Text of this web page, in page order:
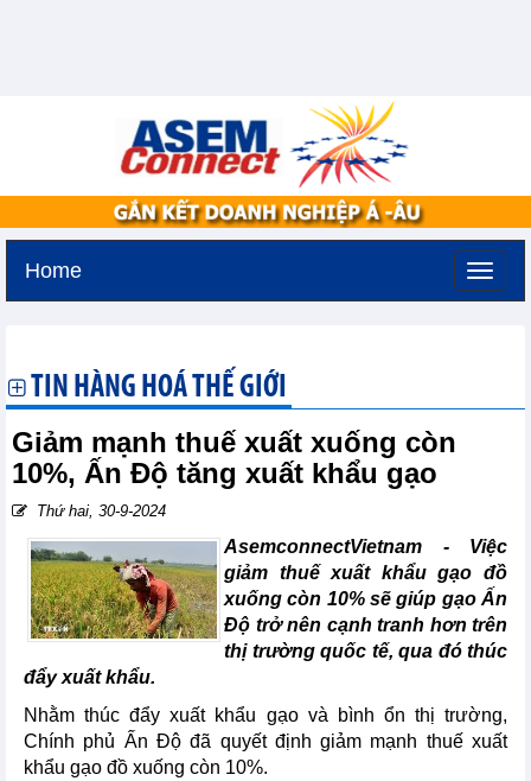
Home
TIN HÀNG HOÁ THẾ GIỚI
Giảm mạnh thuế xuất xuống còn
10%, Ấn Độ tăng xuất khẩu gạo
Thứ hai, 30-9-2024
AsemconnectVietnam - Việc
giảm thuế xuất khẩu gạo đồ
xuống còn 10% sẽ giúp gạo Ấn
Độ trở nên cạnh tranh hơn trên
thị trường quốc tế, qua đó thúc
đẩy xuất khẩu.
Nhằm thúc đẩy xuất khẩu gạo và bình ổn thị trường,
Chính phủ Ấn Độ đã quyết định giảm mạnh thuế xuất
khẩu gạo đồ xuống còn 10%.